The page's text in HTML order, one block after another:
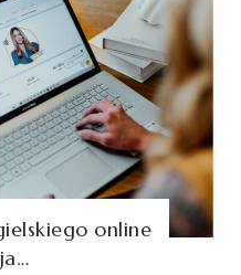
online